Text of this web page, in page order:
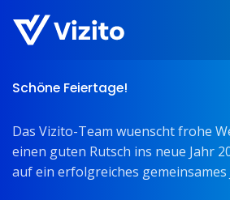
Schöne Feiertage!
Das Vizito-Team wuenscht frohe
einen guten Rutsch ins neue Jahr
auf ein erfolgreiches gemeinsames